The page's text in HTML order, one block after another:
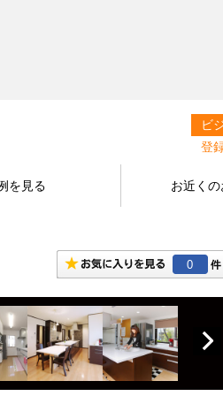
ビ
登
を見る お近く
0